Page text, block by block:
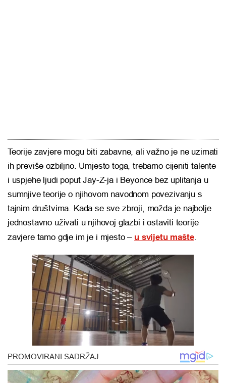
Teorije zavjere mogu biti zabavne, ali važno je ne uzimati
ih previše ozbiljno. Umjesto toga, trebamo cijeniti talente
i uspjehe ljudi poput Jay-Z-ja i Beyonce bez uplitanja u
sumnjive teorije o njihovom navodnom povezivanju s
tajnim društvima. Kada se sve zbroji, možda je najbolje
jednostavno uživati u njihovoj glazbi i ostaviti teorije
zavjere tamo gdje im je i mjesto – u svijetu mašte.